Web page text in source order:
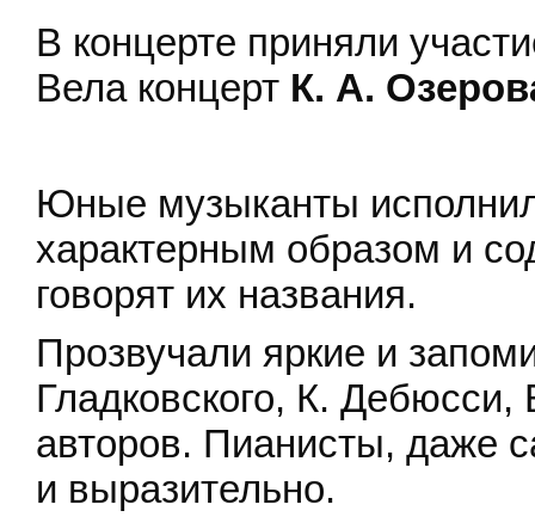
В концерте приняли
Вела концерт К. А.
Юные музыканты
характерным образом и
говорят их названия.
Прозвучали яркие и
Гладковского, К.
авторов. Пианисты, даже
и выразительно.